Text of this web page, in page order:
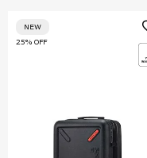
25% OFF
NEW